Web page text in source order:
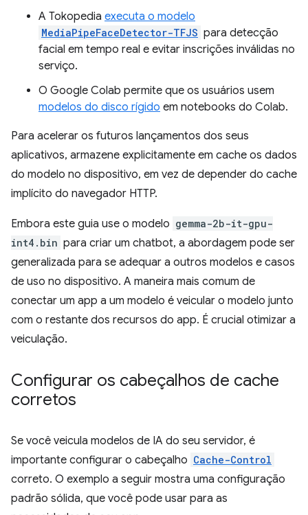
A Tokopedia executa o modelo
MediaPipeFaceDetector-TFJS para detecção
facial em tempo real e evitar inscrições inválidas no
serviço.
O Google Colab permite que os usuários usem
modelos do disco rígido em notebooks do Colab.
Para acelerar os futuros lançamentos dos seus
aplicativos, armazene explicitamente em cache os dados
do modelo no dispositivo, em vez de depender do cache
implícito do navegador HTTP.
Embora este guia use o modelo gemma-2b-it-gpu-
int4.bin para criar um chatbot, a abordagem pode ser
generalizada para se adequar a outros modelos e casos
de uso no dispositivo. A maneira mais comum de
conectar um app a um modelo é veicular o modelo junto
com o restante dos recursos do app. É crucial otimizar a
veiculação.
Configurar os cabeçalhos de cache
corretos
Se você veicula modelos de IA do seu servidor, é
importante configurar o cabeçalho Cache-Control
correto. O exemplo a seguir mostra uma configuração
padrão sólida, que você pode usar para as